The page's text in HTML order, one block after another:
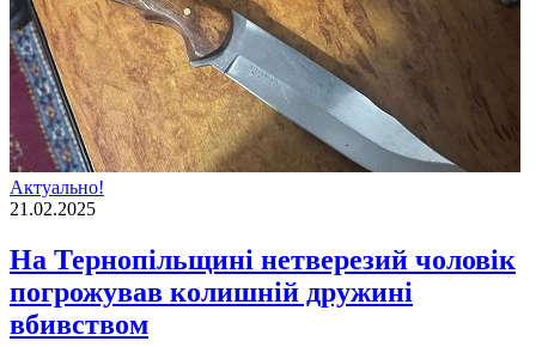
Актуально!
21.02.2025
На Тернопільщині нетверезий чоловік
погрожував колишній дружині
вбивством